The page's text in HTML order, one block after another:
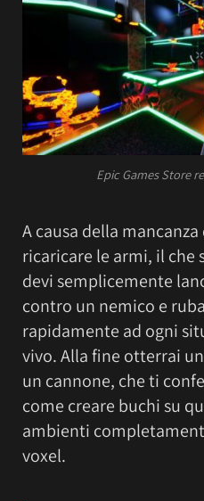
Epic Games Store
A causa della
ricaricare le armi, il che
devi semplicemente
contro un nemico e
rapidamente ad ogni
vivo. Alla fine otterrai
un cannone, che ti
come creare buchi su
ambienti
voxel.